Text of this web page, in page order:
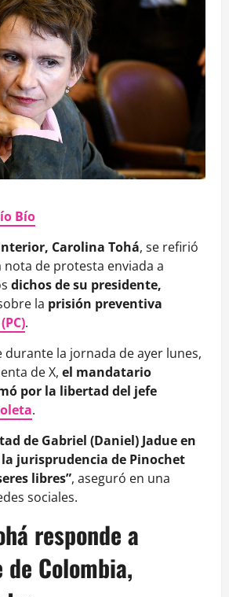
Bío
Carolina Tohá, se refirió
nota de protesta enviada a
dichos de su presidente,
la prisión preventiva
.
durante la jornada de ayer lunes,
de X, el mandatario
por la libertad del jefe
.
de Gabriel (Daniel) Jadue en
la jurisprudencia de Pinochet
libres”, aseguró en una
sociales.
responde a
Colombia,